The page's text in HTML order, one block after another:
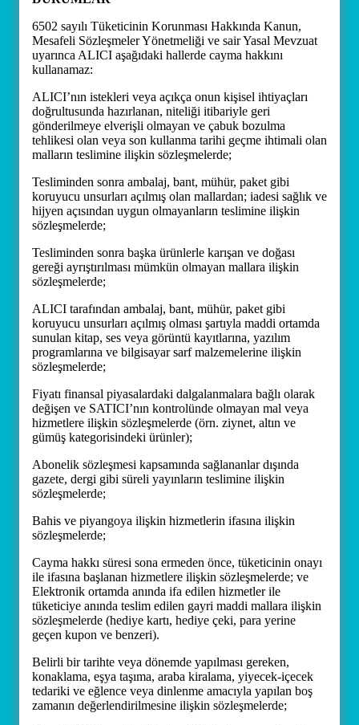
6502 sayılı Tüketicinin Korunması Hakkında Kanun,
Mesafeli Sözleşmeler Yönetmeliği ve sair Yasal Mevzuat
uyarınca ALICI aşağıdaki hallerde cayma hakkını
kullanamaz:
ALICI’nın istekleri veya açıkça onun kişisel ihtiyaçları
doğrultusunda hazırlanan, niteliği itibariyle geri
gönderilmeye elverişli olmayan ve çabuk bozulma
tehlikesi olan veya son kullanma tarihi geçme ihtimali olan
malların teslimine ilişkin sözleşmelerde;
Tesliminden sonra ambalaj, bant, mühür, paket gibi
koruyucu unsurları açılmış olan mallardan; iadesi sağlık ve
hijyen açısından uygun olmayanların teslimine ilişkin
sözleşmelerde;
Tesliminden sonra başka ürünlerle karışan ve doğası
gereği ayrıştırılması mümkün olmayan mallara ilişkin
sözleşmelerde;
ALICI tarafından ambalaj, bant, mühür, paket gibi
koruyucu unsurları açılmış olması şartıyla maddi ortamda
sunulan kitap, ses veya görüntü kayıtlarına, yazılım
programlarına ve bilgisayar sarf malzemelerine ilişkin
sözleşmelerde;
Fiyatı finansal piyasalardaki dalgalanmalara bağlı olarak
değişen ve SATICI’nın kontrolünde olmayan mal veya
hizmetlere ilişkin sözleşmelerde (örn. ziynet, altın ve
gümüş kategorisindeki ürünler);
Abonelik sözleşmesi kapsamında sağlananlar dışında
gazete, dergi gibi süreli yayınların teslimine ilişkin
sözleşmelerde;
Bahis ve piyangoya ilişkin hizmetlerin ifasına ilişkin
sözleşmelerde;
Cayma hakkı süresi sona ermeden önce, tüketicinin onayı
ile ifasına başlanan hizmetlere ilişkin sözleşmelerde; ve
Elektronik ortamda anında ifa edilen hizmetler ile
tüketiciye anında teslim edilen gayri maddi mallara ilişkin
sözleşmelerde (hediye kartı, hediye çeki, para yerine
geçen kupon ve benzeri).
Belirli bir tarihte veya dönemde yapılması gereken,
konaklama, eşya taşıma, araba kiralama, yiyecek-içecek
tedariki ve eğlence veya dinlenme amacıyla yapılan boş
zamanın değerlendirilmesine ilişkin sözleşmelerde;